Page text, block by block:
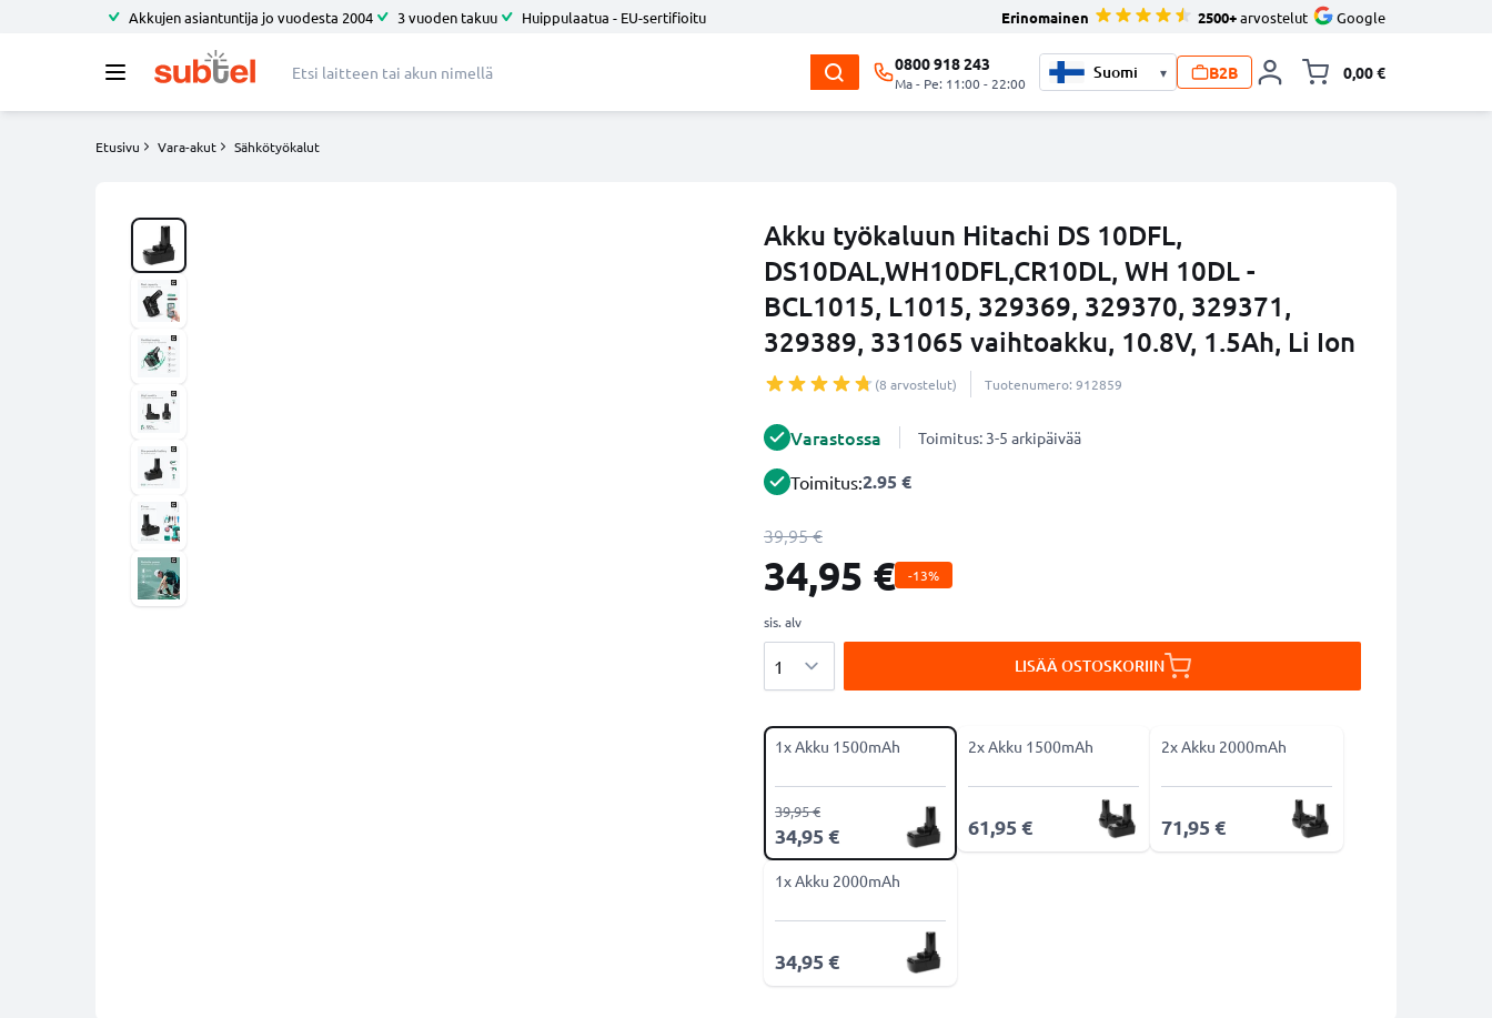
Akkujen asiantuntija jo vuodesta 2004 3 vuoden takuu Huippulaatua - EU-sertifioitu Erinomainen 2500+arvostelut Google
0800 918 243
Ma - Pe: 11:00 - 22:00
▾ B2B 0,00 €
Etusivu Vara-akut Sähkötyökalut
Akku työkaluun Hitachi DS 10DFL,
DS10DAL,WH10DFL,CR10DL, WH 10DL -
BCL1015, L1015, 329369, 329370, 329371,
329389, 331065 vaihtoakku, 10.8V, 1.5Ah, Li Ion
(8 arvostelut) Tuotenumero: 912859
Varastossa Toimitus: 3-5 arkipäivää
Toimitus:2.95 €
39,95 €
34,95 € -13%
sis. alv
LISÄÄ OSTOSKORIIN
1x Akku 1500mAh
34,95 €
39,95 €
2x Akku 1500mAh
61,95 €
2x Akku 2000mAh
71,95 €
1x Akku 2000mAh
34,95 €